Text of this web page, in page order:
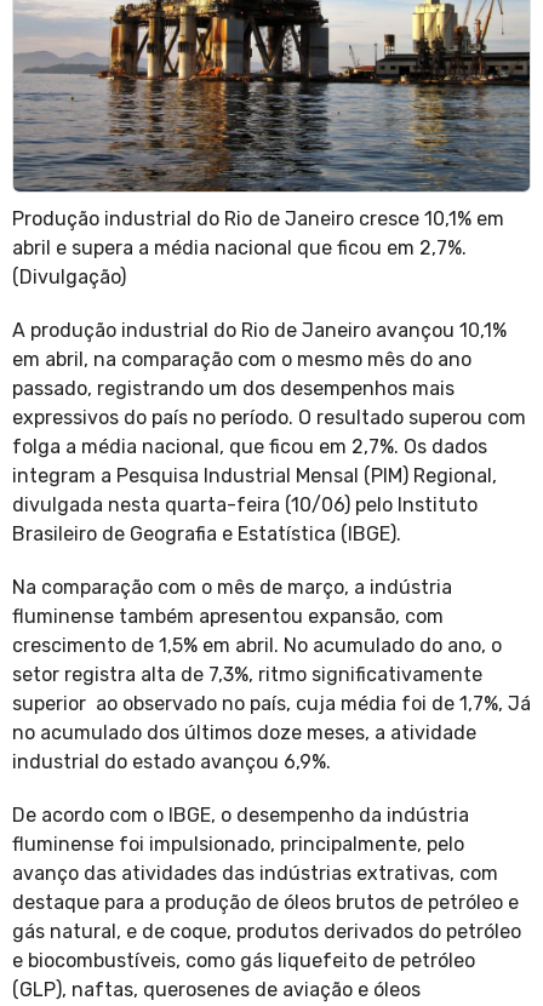
Produção industrial do Rio de Janeiro cresce 10,1% em
abril e supera a média nacional que ficou em 2,7%.
(Divulgação)
A produção industrial do Rio de Janeiro avançou 10,1%
em abril, na comparação com o mesmo mês do ano
passado, registrando um dos desempenhos mais
expressivos do país no período. O resultado superou com
folga a média nacional, que ficou em 2,7%. Os dados
integram a Pesquisa Industrial Mensal (PIM) Regional,
divulgada nesta quarta-feira (10/06) pelo Instituto
Brasileiro de Geografia e Estatística (IBGE).
Na comparação com o mês de março, a indústria
fluminense também apresentou expansão, com
crescimento de 1,5% em abril. No acumulado do ano, o
setor registra alta de 7,3%, ritmo significativamente
superior ao observado no país, cuja média foi de 1,7%, Já
no acumulado dos últimos doze meses, a atividade
industrial do estado avançou 6,9%.
De acordo com o IBGE, o desempenho da indústria
fluminense foi impulsionado, principalmente, pelo
avanço das atividades das indústrias extrativas, com
destaque para a produção de óleos brutos de petróleo e
gás natural, e de coque, produtos derivados do petróleo
e biocombustíveis, como gás liquefeito de petróleo
(GLP), naftas, querosenes de aviação e óleos